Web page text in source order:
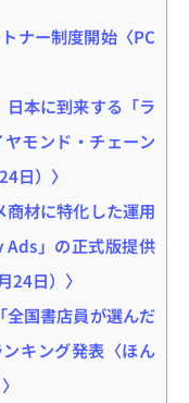
ナー制度開始〈PC
本に到来する「ラ
モンド・チェーン
日）〉
商材に特化した運用
」の正式版提供
日）〉
全国書店員が選んだ
キング発表〈ほん